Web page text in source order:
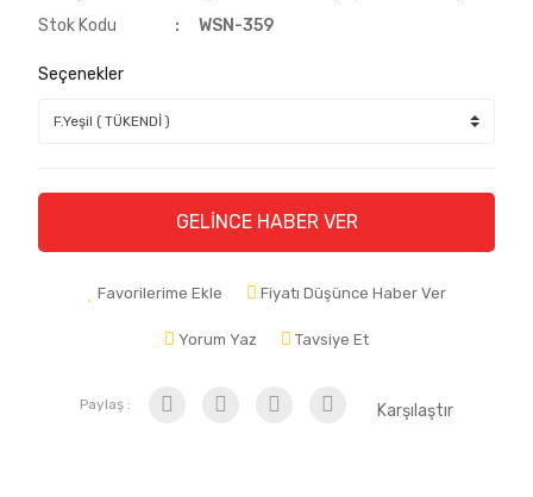
Stok Kodu
WSN-359
Seçenekler
GELİNCE HABER VER
Favorilerime Ekle Fiyatı Düşünce Haber Ver
Yorum Yaz Tavsiye Et
Paylaş : Karşılaştır